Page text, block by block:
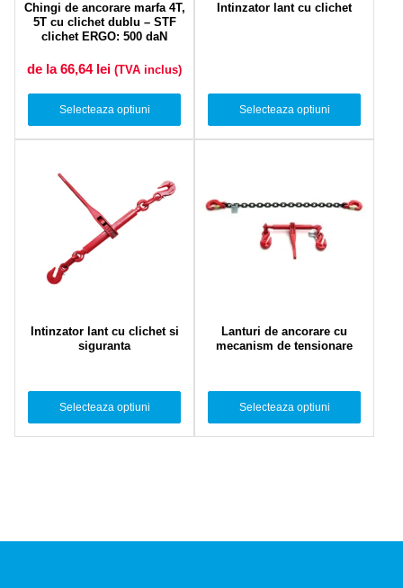
Chingi de ancorare marfa 4T,
5T cu clichet dublu – STF
clichet ERGO: 500 daN
de la 66,64 lei (TVA inclus)
Selecteaza optiuni
Intinzator lant cu clichet
Selecteaza optiuni
Intinzator lant cu clichet si
siguranta
Selecteaza optiuni
Lanturi de ancorare cu
mecanism de tensionare
Selecteaza optiuni